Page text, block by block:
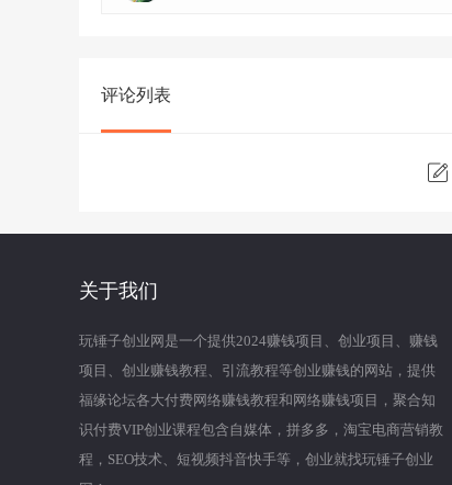
评论列表
关于我们
玩锤子创业网是一个提供2024赚钱项目、创业项目、赚钱
项目、创业赚钱教程、引流教程等创业赚钱的网站，提供
福缘论坛各大付费网络赚钱教程和网络赚钱项目，聚合知
识付费VIP创业课程包含自媒体，拼多多，淘宝电商营销教
程，SEO技术、短视频抖音快手等，创业就找玩锤子创业